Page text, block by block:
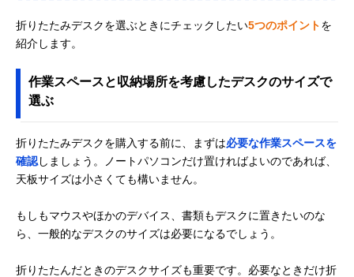
折りたたみデスクを選ぶときにチェックしたい5つのポイントを
紹介します。
作業スペースと収納場所を考慮したデスクのサイズで
選ぶ
折りたたみデスクを購入する前に、まずは必要な作業スペースを
確認しましょう。ノートパソコンだけ置ければよいのであれば、
天板サイズは小さくても構いません。
もしもマウスやほかのデバイス、書類もデスクに置きたいのな
ら、一般的なデスクのサイズは必要になるでしょう。
折りたたんだときのデスクサイズも重要です。必要なときだけ折